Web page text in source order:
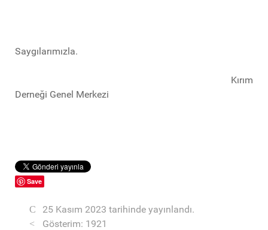
Saygılarımızla.
Kırım
Derneği Genel Merkezi
Save
25 Kasım 2023 tarihinde yayınlandı.
Gösterim: 1921